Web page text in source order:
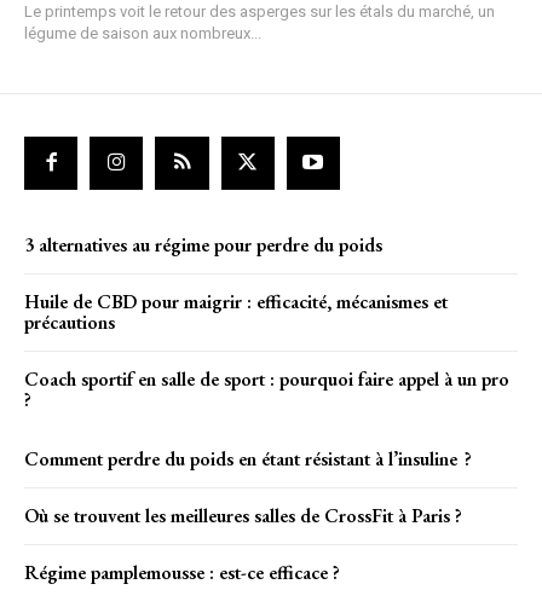
Le printemps voit le retour des asperges sur les étals du marché, un
légume de saison aux nombreux...
3 alternatives au régime pour perdre du poids
Huile de CBD pour maigrir : efficacité, mécanismes et
précautions
Coach sportif en salle de sport : pourquoi faire appel à un pro
?
Comment perdre du poids en étant résistant à l’insuline ?
Où se trouvent les meilleures salles de CrossFit à Paris ?
Régime pamplemousse : est-ce efficace ?